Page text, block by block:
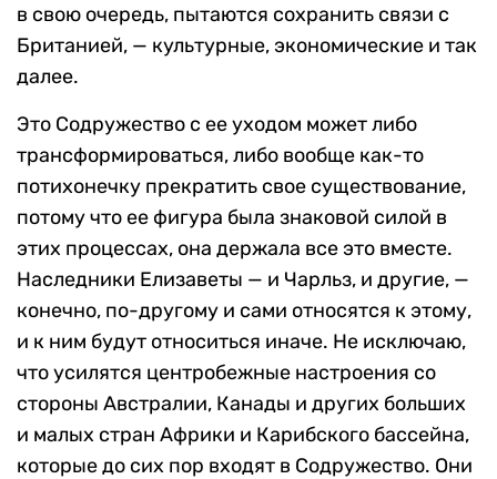
в свою очередь, пытаются сохранить связи с
Британией, — культурные, экономические и так
далее.
Это Содружество с ее уходом может либо
трансформироваться, либо вообще как-то
потихонечку прекратить свое существование,
потому что ее фигура была знаковой силой в
этих процессах, она держала все это вместе.
Наследники Елизаветы — и Чарльз, и другие, —
конечно, по-другому и сами относятся к этому,
и к ним будут относиться иначе. Не исключаю,
что усилятся центробежные настроения со
стороны Австралии, Канады и других больших
и малых стран Африки и Карибского бассейна,
которые до сих пор входят в Содружество. Они